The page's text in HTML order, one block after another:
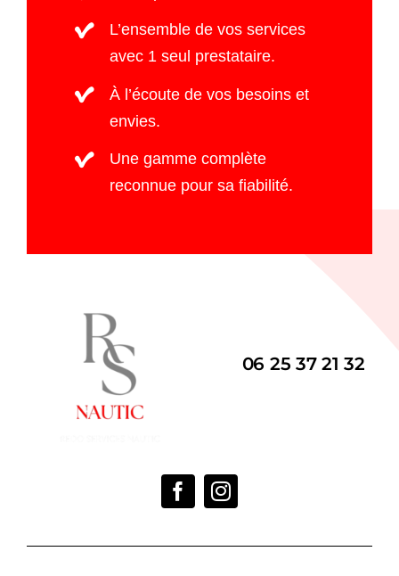
L’ensemble de vos services
avec 1 seul prestataire.
À l’écoute de vos besoins et
envies.
Une gamme complète
reconnue pour sa fiabilité.
06 25 37 21 32